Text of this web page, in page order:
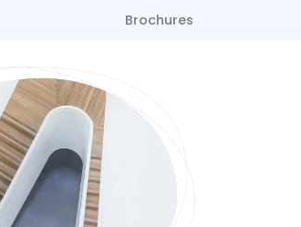
Brochures